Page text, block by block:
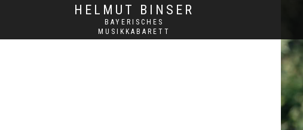
HELMUT BINSER
BAYERISCHES
MUSIKKABARETT